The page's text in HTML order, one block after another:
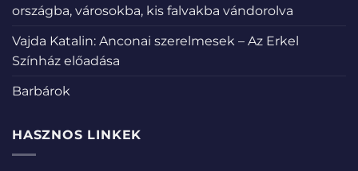
országba, városokba, kis falvakba vándorolva
Vajda Katalin: Anconai szerelmesek – Az Erkel
Színház előadása
Barbárok
HASZNOS LINKEK